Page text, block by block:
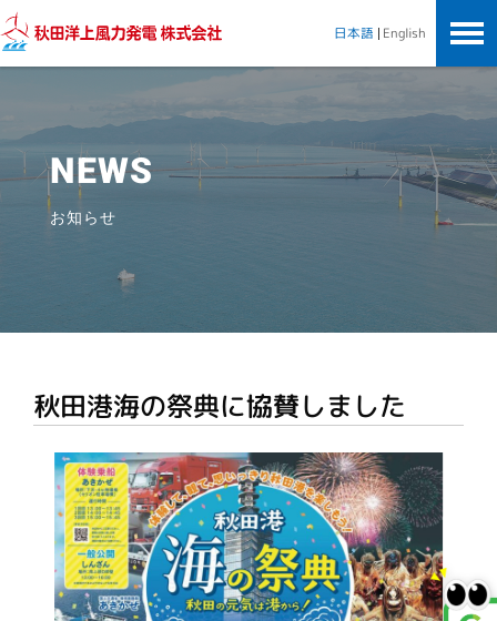
秋田洋上風力発電株式会社
日本語 English
NEWS
お知らせ
秋田港海の祭典に協賛しました